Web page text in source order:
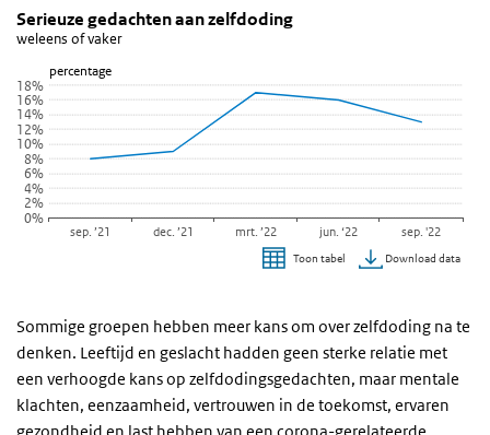
Suïcidale gedachten
Sla de grafiek 'Serieuze gedachten aan zelfdoding' over en ga
Serieuze gedachten aan zelfdoding
Lijn grafiek met 5 data punten.
weleens of vaker
Bekijk als data tabel.
De grafiek heeft 1 X-as die categories weergeeft.
De grafiek heeft 1 Y-as die percentage weergeeft.
percentage
Serieuze gedachten aan zelfdoding
weleens of vaker
0%
2%
4%
6%
8%
10%
12%
14%
16%
18%
sep. ’21 dec. ’21 mrt. ’22 jun. ‘22 sep. '22
Toon tabel Download data
Sommige groepen hebben meer kans om over zelfdoding na te
denken. Leeftijd en geslacht hadden geen sterke relatie met
een verhoogde kans op zelfdodingsgedachten, maar mentale
klachten, eenzaamheid, vertrouwen in de toekomst, ervaren